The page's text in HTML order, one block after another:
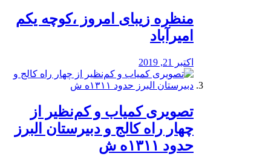
منظره‌‌ زیبای امروز ،کوچه یکم
امیرآباد
اکتبر 21, 2019
️تصویری کمیاب و کم‌نظیر از
چهار راه كالج و دبيرستان البرز
حدود ۱۳۱۱ه ش